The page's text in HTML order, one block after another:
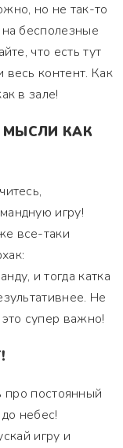
но не так-то
бесполезные
что есть тут
весь контент. Как
в зале!
МЫСЛИ КАК
игру!
все-таки
и тогда катка
Не
супер важно!
постоянный
небес!
игру и